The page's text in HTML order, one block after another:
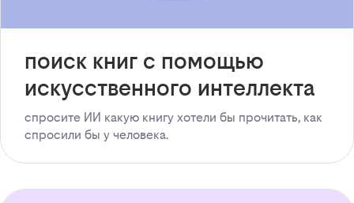
поиск книг с помощью
искусственного интеллекта
спросите ИИ какую книгу хотели бы прочитать, как
спросили бы у человека.